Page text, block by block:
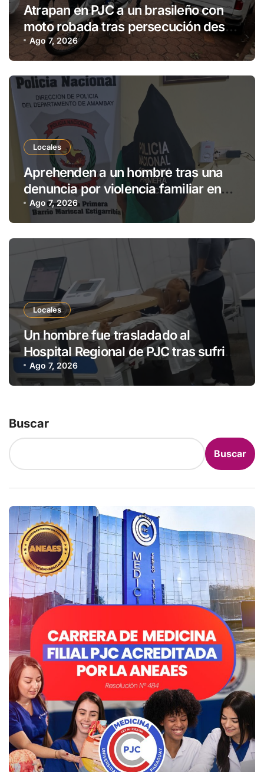
Atrapan en PJC a un brasileño con
moto robada tras persecución desde
Ponta Porã
Ago 7, 2026
Locales
Aprehenden a un hombre tras una
denuncia por violencia familiar en
Pedro Juan Caballero
Ago 7, 2026
Locales
Un hombre fue trasladado al
Hospital Regional de PJC tras sufrir
una descarga eléctrica
Ago 7, 2026
Buscar
Buscar